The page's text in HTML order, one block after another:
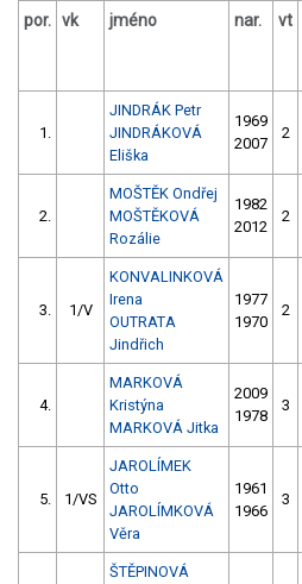
por. vk jméno nar. vt
1.
JINDRÁK Petr
JINDRÁKOVÁ
Eliška
1969
2007
2
2.
MOŠTĚK Ondřej
MOŠTĚKOVÁ
Rozálie
1982
2012
2
3. 1/V
KONVALINKOVÁ
Irena
OUTRATA
Jindřich
1977
1970
2
4.
MARKOVÁ
Kristýna
MARKOVÁ Jitka
2009
1978
3
5. 1/VS
JAROLÍMEK
Otto
JAROLÍMKOVÁ
Věra
1961
1966
3
ŠTĚPINOVÁ